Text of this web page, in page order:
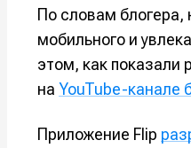
По словам блогера,
мобильного и
этом, как показали
на YouTube-канале
Приложение Flip